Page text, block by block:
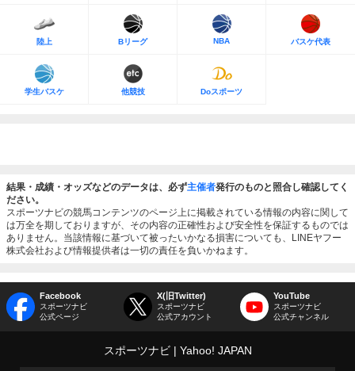
陸上 Bリーグ NBA バスケ代表
学生バスケ 他競技 Doスポーツ
結果・成績・オッズなどのデータは、必ず主催者発行のものと照合し確認してく
ださい。
スポーツナビの競馬コンテンツのページ上に掲載されている情報の内容に関して
は万全を期しておりますが、その内容の正確性および安全性を保証するものでは
ありません。当該情報に基づいて被ったいかなる損害についても、LINEヤフー
株式会社および情報提供者は一切の責任を負いかねます。
Facebook
スポーツナビ
公式ページ
X(旧Twitter)
スポーツナビ
公式アカウント
YouTube
スポーツナビ
公式チャンネル
スポーツナビ Yahoo! JAPAN